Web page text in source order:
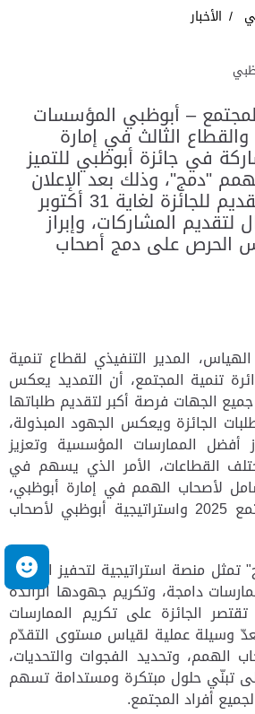
الأخبار
– أبوظبي المؤسسات
الثالث في إمارة
في جائزة أبوظبي للتميز
"دمج"، وذلك بعد الإعلان
عن تمديد فترة التقديم للجائزة لغاية 31 أكتوبر
لتقديم المشاركات، وإبراز
الحرص على دمج أصحاب
المدير التنفيذي لقطاع تنمية
تنمية المجتمع، أن التمديد يعكس
الجهات فرصة أكبر لتقديم طلباتها
الجائزة ويعكس الجهود المبذولة،
أفضل الممارسات المؤسسية وتعزيز
القطاعات، الأمر الذي يسهم في
لأصحاب الهمم في إمارة أبوظبي،
انسجاماً مع عام المجتمع 2025 واستراتيجية أبوظبي لأصحاب
منصة استراتيجية لتحفيز الجهات
دامجة، وتكريم جهودها الرائدة
الجائزة على تكريم الممارسات
وسيلة عملية لقياس مستوى التقدّم
وتحديد الفجوات والتحديات،
تبنّي حلول مبتكرة ومستدامة تسهم
أفراد المجتمع.